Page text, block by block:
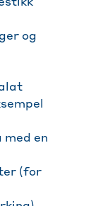
og
med en
(for